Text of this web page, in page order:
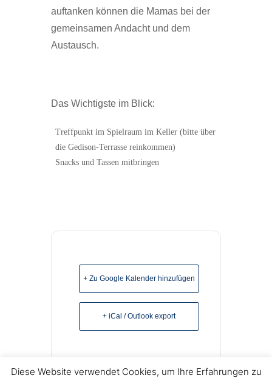
auftanken können die Mamas bei der
gemeinsamen Andacht und dem
Austausch.
Das Wichtigste im Blick:
Treffpunkt im Spielraum im Keller (bitte über
die Gedison-Terrasse reinkommen)
Snacks und Tassen mitbringen
+ Zu Google Kalender hinzufügen
+ iCal / Outlook export
Diese Website verwendet Cookies, um Ihre Erfahrungen zu